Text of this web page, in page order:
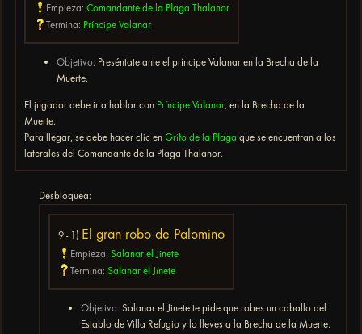
Empieza: Comandante de la Plaga Thalanor
Termina: Príncipe Valanar
Objetivo: Preséntate ante el príncipe Valanar en la Brecha de la
Muerte.
El jugador debe ir a hablar con Príncipe Valanar , en la Brecha de la
Muerte.
Para llegar, se debe hacer clic en Grifo de la Plaga que se encuentran a los
laterales del Comandante de la Plaga Thalanor.
Desbloquea:
9 - 1) El gran robo de Palomino
Empieza: Salanar el Jinete
Termina: Salanar el Jinete
Objetivo: Salanar el Jinete te pide que robes un caballo del
Establo de Villa Refugio y lo lleves a la Brecha de la Muerte.